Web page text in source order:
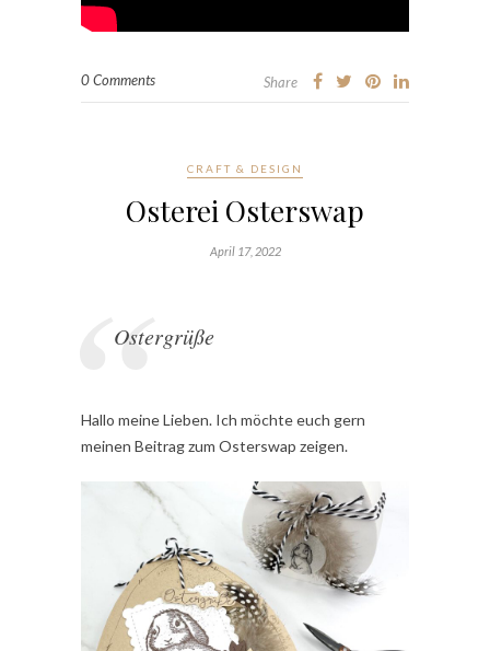
0 Comments Share
CRAFT & DESIGN
Osterei Osterswap
April 17, 2022
Ostergrüße
Hallo meine Lieben. Ich möchte euch gern
meinen Beitrag zum Osterswap zeigen.